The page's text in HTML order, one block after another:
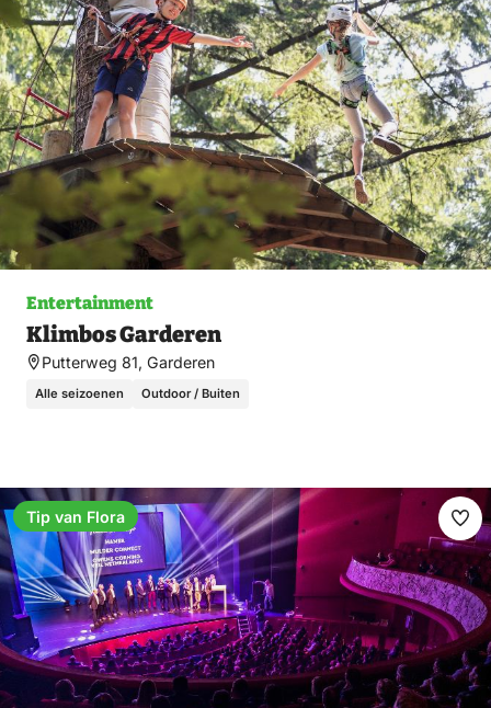
Entertainment
Klimbos Garderen
Putterweg 81, Garderen
Alle seizoenen Outdoor / Buiten
Tip van Flora